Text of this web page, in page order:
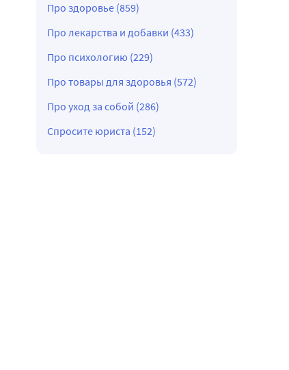
Про здоровье (859)
Про лекарства и добавки (433)
Про психологию (229)
Про товары для здоровья (572)
Про уход за собой (286)
Спросите юриста (152)